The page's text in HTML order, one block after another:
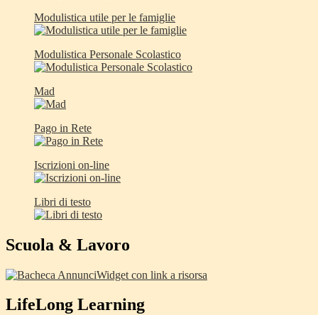
Modulistica utile per le famiglie
Modulistica Personale Scolastico
Mad
Pago in Rete
Iscrizioni on-line
Libri di testo
Scuola & Lavoro
Widget con link a risorsa
LifeLong Learning